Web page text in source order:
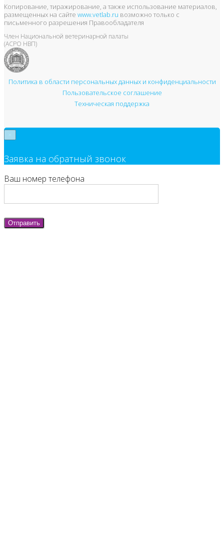
Копирование, тиражирование, а также использование материалов,
размещенных на сайте www.vetlab.ru возможно только с
письменного разрешения Правообладателя
Член Национальной ветеринарной палаты
(АСРО НВП)
Политика в области персональных данных и конфиденциальности
Пользовательское соглашение
Техническая поддержка
Заявка на обратный звонок
Ваш номер телефона
Отправить